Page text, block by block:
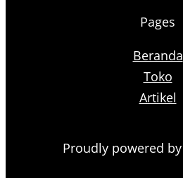
Pages
Beranda
Toko
Artikel
Proudly powered by